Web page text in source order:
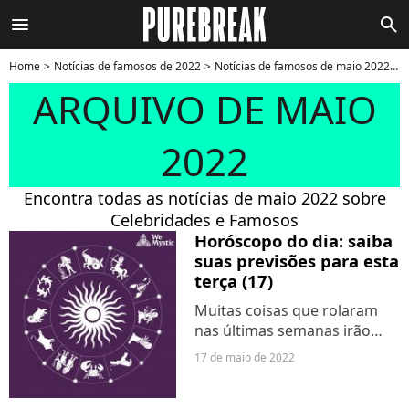
menu search
Home Notícias de famosos de 2022 Notícias de famosos de maio 2022
ARQUIVO DE MAIO
2022
Encontra todas as notícias de maio 2022 sobre
Celebridades e Famosos
Horóscopo do dia: saiba
suas previsões para esta
terça (17)
Muitas coisas que rolaram
nas últimas semanas irão
ficar mais evidentes e
17 de maio de 2022